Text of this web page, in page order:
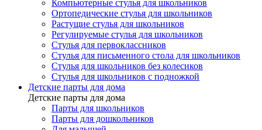
Компьютерные стулья для школьников
Ортопедические стулья для школьников
Растущие стулья для школьников
Регулируемые стулья для школьников
Стулья для первоклассников
Стулья для письменного стола для школьников
Стулья для школьников без колесиков
Стулья для школьников с подножкой
Детские парты для дома
Детские парты для дома
Парты для школьников
Парты для дошкольников